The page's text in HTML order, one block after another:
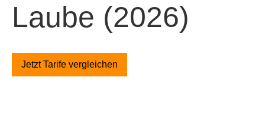
Laube (2026)
Jetzt Tarife ver­gleichen